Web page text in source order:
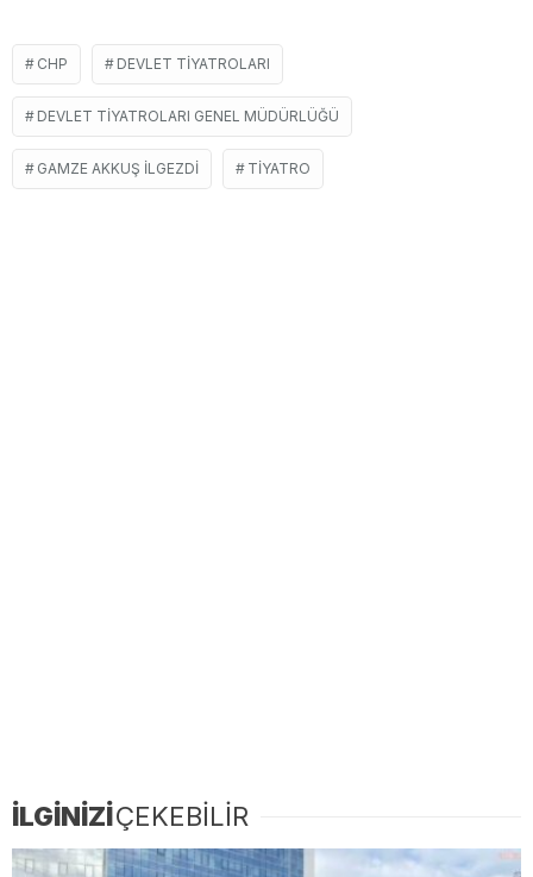
CHP DEVLET TIYATROLARI
DEVLET TIYATROLARI GENEL MÜDÜRLÜĞÜ
GAMZE AKKUŞ İLGEZDI TIYATRO
İLGİNİZİÇEKEBİLİR